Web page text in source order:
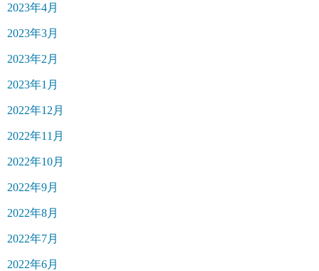
2023年4月
2023年3月
2023年2月
2023年1月
2022年12月
2022年11月
2022年10月
2022年9月
2022年8月
2022年7月
2022年6月